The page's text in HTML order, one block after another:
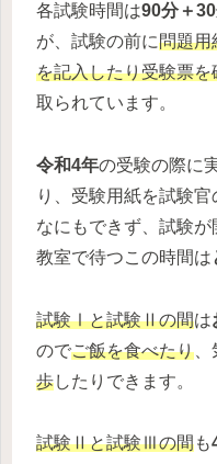
各試験時間は90分＋
が、試験の前に問題用
を記入したり受験票を
取られています。
令和4年の受験の際に
り、受験用紙を試験
なにもできず、試験
教室で待つこの時間は
試験Ⅰと試験Ⅱの間は
のでご飯を食べたり
歩したりできます。
試験Ⅱと試験Ⅲの間も